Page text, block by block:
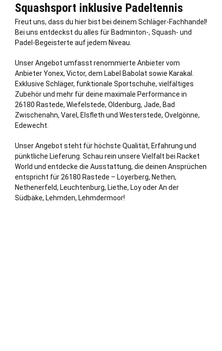
Squashsport inklusive Padeltennis
Freut uns, dass du hier bist bei deinem Schläger-Fachhandel!
Bei uns entdeckst du alles für Badminton-, Squash- und
Padel-Begeisterte auf jedem Niveau.
Unser Angebot umfasst renommierte Anbieter vom
Anbieter Yonex, Victor, dem Label Babolat sowie Karakal.
Exklusive Schläger, funktionale Sportschuhe, vielfältiges
Zubehör und mehr für deine maximale Performance in
26180 Rastede, Wiefelstede, Oldenburg, Jade, Bad
Zwischenahn, Varel , Elsfleth und Westerstede, Ovelgönne,
Edewecht
Unser Angebot steht für höchste Qualität, Erfahrung und
pünktliche Lieferung. Schau rein unsere Vielfalt bei Racket
World und entdecke die Ausstattung, die deinen Ansprüchen
entspricht für 26180 Rastede – Loyerberg, Nethen,
Nethenerfeld, Leuchtenburg, Liethe, Loy oder An der
Südbäke, Lehmden, Lehmdermoor!